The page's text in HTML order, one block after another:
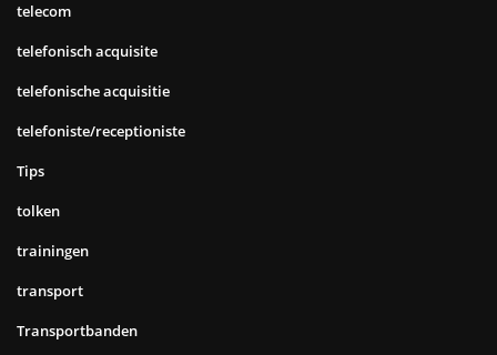
telecom
telefonisch acquisite
telefonische acquisitie
telefoniste/receptioniste
Tips
tolken
trainingen
transport
Transportbanden